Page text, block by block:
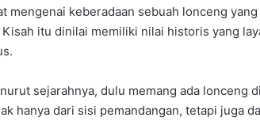
mengenai keberadaan sebuah lonceng
Kisah itu dinilai memiliki nilai historis yang
sejarahnya, dulu memang ada lonceng
hanya dari sisi pemandangan, tetapi juga